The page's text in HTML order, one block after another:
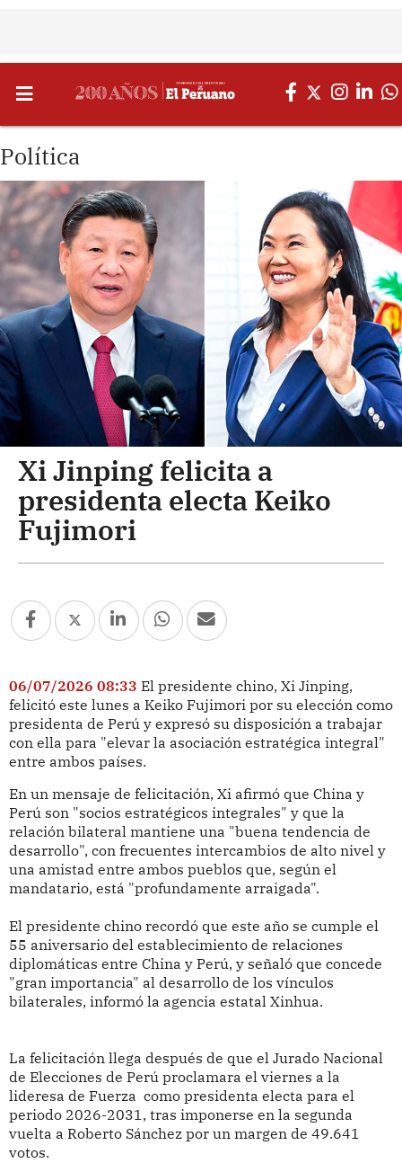
Política
Xi Jinping felicita a
presidenta electa Keiko
Fujimori
06/07/2026 08:33 El presidente chino, Xi Jinping,
felicitó este lunes a Keiko Fujimori por su elección como
presidenta de Perú y expresó su disposición a trabajar
con ella para "elevar la asociación estratégica integral"
entre ambos países.
En un mensaje de felicitación, Xi afirmó que China y
Perú son "socios estratégicos integrales" y que la
relación bilateral mantiene una "buena tendencia de
desarrollo", con frecuentes intercambios de alto nivel y
una amistad entre ambos pueblos que, según el
mandatario, está "profundamente arraigada".
El presidente chino recordó que este año se cumple el
55 aniversario del establecimiento de relaciones
diplomáticas entre China y Perú, y señaló que concede
"gran importancia" al desarrollo de los vínculos
bilaterales, informó la agencia estatal Xinhua.
La felicitación llega después de que el Jurado Nacional
de Elecciones de Perú proclamara el viernes a la
lideresa de Fuerza como presidenta electa para el
periodo 2026-2031, tras imponerse en la segunda
vuelta a Roberto Sánchez por un margen de 49.641
votos.